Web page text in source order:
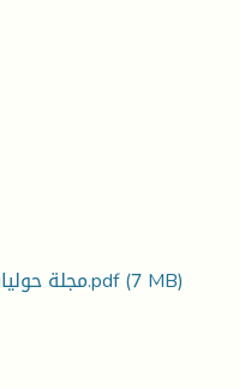
مجلة حوليات الآداب واللغات العدد 02 مجلد 10.pdf(7 MB)